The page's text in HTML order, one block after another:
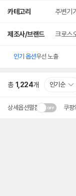
카테고리 주변기기
제조사/브랜드 크로스
인기 옵션우선 노출
총 1,224개 인기순
상세옵션펼침 쿠팡